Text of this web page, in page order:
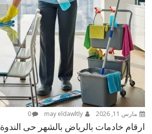
مارس 11, 2026 may eldawltly
0
ارقام خادمات بالرياض بالشهر حى الندوة 0575268905